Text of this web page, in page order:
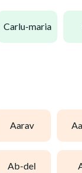
carlu-maria
aarav
ab-del